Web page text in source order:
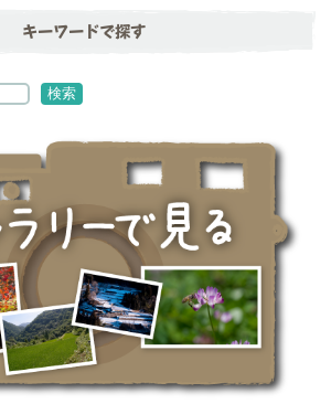
キーワードで探す
検索